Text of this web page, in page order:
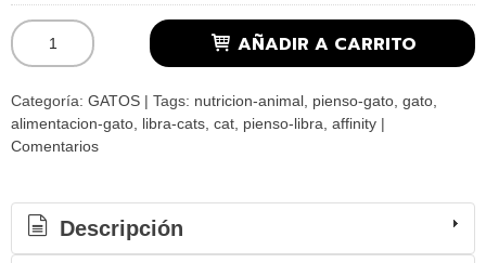
AÑADIR A CARRITO
Categoría: GATOS | Tags: nutricion-animal pienso-gato gato
alimentacion-gato libra-cats cat pienso-libra affinity |
Comentarios
Descripción